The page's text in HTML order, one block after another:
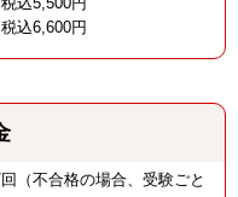
込6,600円
（不合格の場合、受験ごと